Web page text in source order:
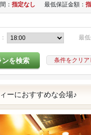
： 指定なし 最低保証金額：
最低
条件をクリア
ーにおすすめな会場♪